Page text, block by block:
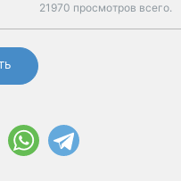
21970 просмотров всего.